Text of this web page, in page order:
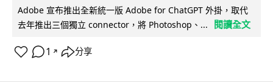
Adobe 宣布推出全新統一版 Adobe for ChatGPT 外掛，取代
去年推出三個獨立 connector，將 Photoshop、...
閱讀全文
1 ↗ 分享